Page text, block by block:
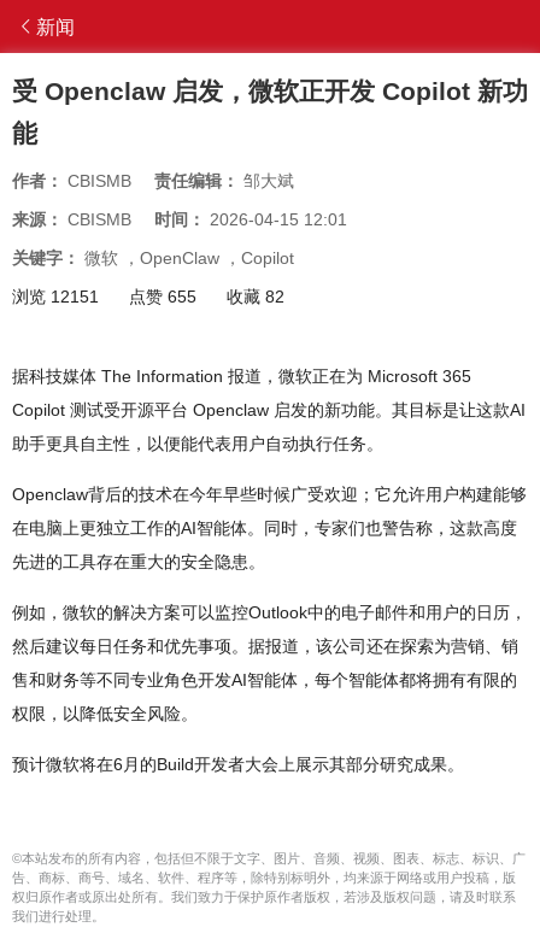
新闻
受 Openclaw 启发，微软正开发 Copilot 新功
能
作者： CBISMB 责任编辑： 邹大斌
来源： CBISMB 时间： 2026-04-15 12:01
关键字： 微软 ， OpenClaw ， Copilot
浏览 12151
点赞 655 收藏 82
据科技媒体 The Information 报道，微软正在为 Microsoft 365
Copilot 测试受开源平台 Openclaw 启发的新功能。其目标是让这款AI
助手更具自主性，以便能代表用户自动执行任务。
Openclaw背后的技术在今年早些时候广受欢迎；它允许用户构建能够
在电脑上更独立工作的AI智能体。同时，专家们也警告称，这款高度
先进的工具存在重大的安全隐患。
例如，微软的解决方案可以监控Outlook中的电子邮件和用户的日历，
然后建议每日任务和优先事项。据报道，该公司还在探索为营销、销
售和财务等不同专业角色开发AI智能体，每个智能体都将拥有有限的
权限，以降低安全风险。
预计微软将在6月的Build开发者大会上展示其部分研究成果。
©本站发布的所有内容，包括但不限于文字、图片、音频、视频、图表、标志、标识、广
告、商标、商号、域名、软件、程序等，除特别标明外，均来源于网络或用户投稿，版
权归原作者或原出处所有。我们致力于保护原作者版权，若涉及版权问题，请及时联系
我们进行处理。